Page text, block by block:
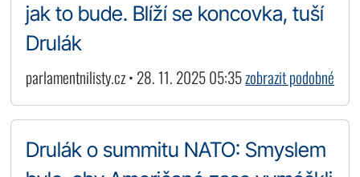
jak to bude. Blíží se koncovka, tuší
Drulák
parlamentnilisty.cz • 28. 11. 2025 05:35zobrazit podobné
Drulák o summitu NATO: Smyslem